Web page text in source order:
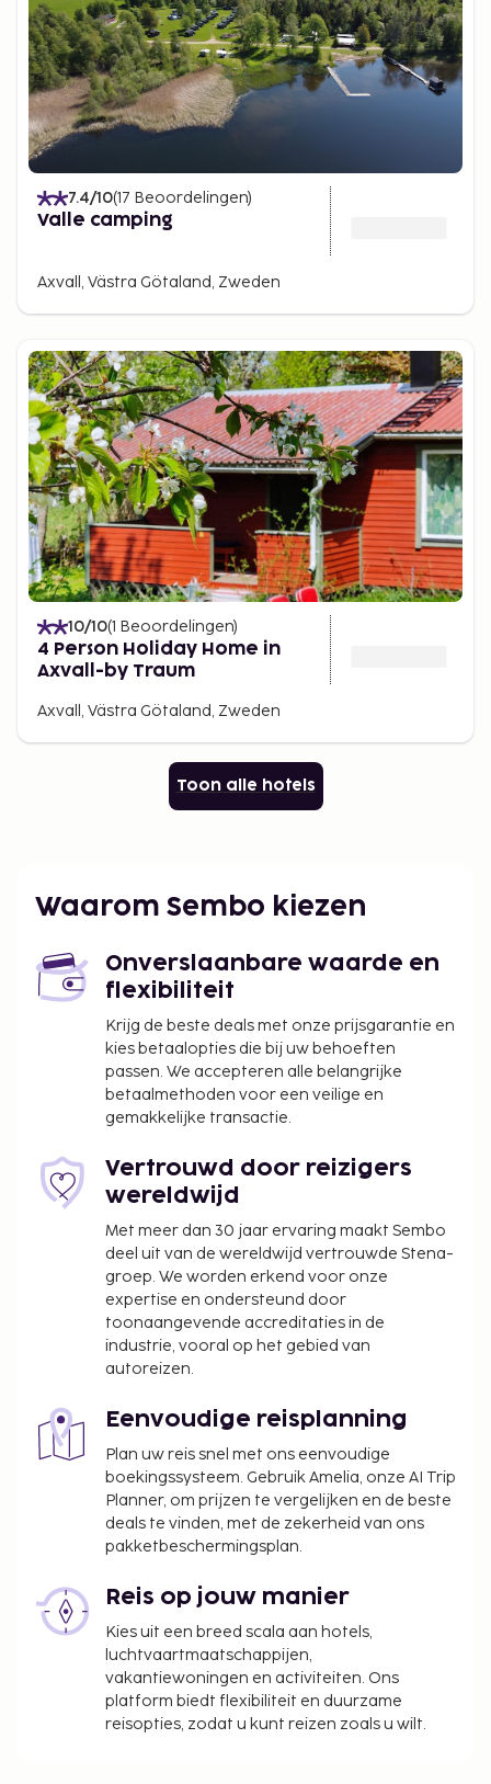
7.4/10(17 Beoordelingen)
Valle camping
Axvall, Västra Götaland, Zweden
10/10(1 Beoordelingen)
4 Person Holiday Home in
Axvall-by Traum
Axvall, Västra Götaland, Zweden
Toon alle hotels
Waarom Sembo kiezen
Onverslaanbare waarde en
flexibiliteit
Krijg de beste deals met onze prijsgarantie en
kies betaalopties die bij uw behoeften
passen. We accepteren alle belangrijke
betaalmethoden voor een veilige en
gemakkelijke transactie.
Vertrouwd door reizigers
wereldwijd
Met meer dan 30 jaar ervaring maakt Sembo
deel uit van de wereldwijd vertrouwde Stena-
groep. We worden erkend voor onze
expertise en ondersteund door
toonaangevende accreditaties in de
industrie, vooral op het gebied van
autoreizen.
Eenvoudige reisplanning
Plan uw reis snel met ons eenvoudige
boekingssysteem. Gebruik Amelia, onze AI Trip
Planner, om prijzen te vergelijken en de beste
deals te vinden, met de zekerheid van ons
pakketbeschermingsplan.
Reis op jouw manier
Kies uit een breed scala aan hotels,
luchtvaartmaatschappijen,
vakantiewoningen en activiteiten. Ons
platform biedt flexibiliteit en duurzame
reisopties, zodat u kunt reizen zoals u wilt.